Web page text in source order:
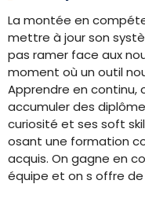
La montée en
mettre à jour son
pas ramer face aux
moment où un outil
Apprendre en continu,
accumuler des
curiosité et ses soft
osant une formation
acquis. On gagne en
équipe et on s offre